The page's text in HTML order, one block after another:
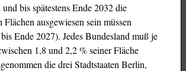
bis spätestens Ende 2032 die
Flächen ausgewiesen sein müssen
Ende 2027). Jedes Bundesland muß je
1,8 und 2,2 % seiner Fläche
die drei Stadtstaaten Berlin,